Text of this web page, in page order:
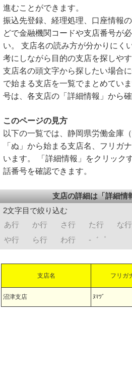
進むことができます。
振込先登録、経理処理、口座情報
どで金融機関コードや支店番号が
い。 支店名の読み方が分かりにく
考にしながら目的の支店を探しや
支店名の頭文字から探したい場合
で始まる支店を一覧でまとめてい
号は、各支店の「詳細情報」から確
このページの見方
以下の一覧では、静岡県労働金庫
「ぬ」から始まる支店名、フリガ
います。 「詳細情報」をクリック
話番号を確認できます。
支店の詳細は「詳細情
2文字目で絞り込む
あ行 か行 さ行 た行 な行
や行
ら行 わ行 -゛゜
支店名 フリガ
沼津支店 ﾇﾏﾂﾞ